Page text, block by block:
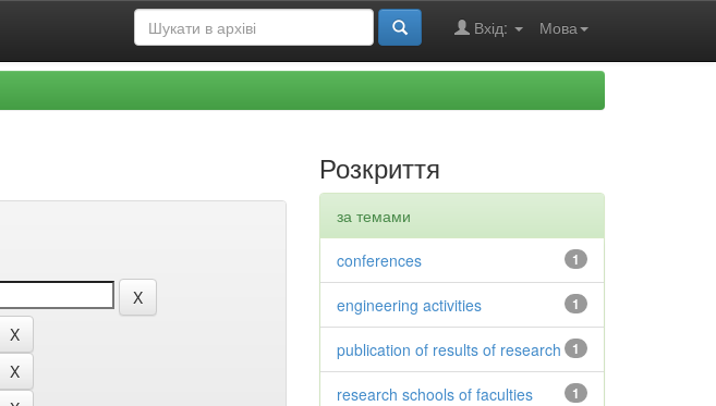
Мова
Вхід:
Розкриття
за темами
1
conferences
1
engineering activities
1
publication of results of research
1
research schools of faculties